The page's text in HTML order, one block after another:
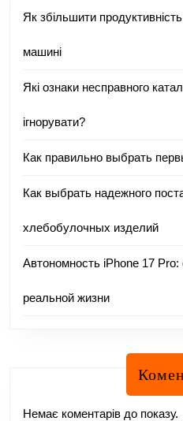
Як збільшити
машині
Які ознаки несправного
ігнорувати?
Как правильно выбрать
Как выбрать надежного
хлебобулочных изделий
Автономность iPhone 17
реальной жизни
Немає коментарів до показу.